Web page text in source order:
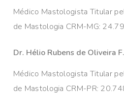
Médico Mastologista Titular
de Mastologia CRM-MG:
Dr. Hélio Rubens de Oliveira
Médico Mastologista Titular
de Mastologia CRM-PR: